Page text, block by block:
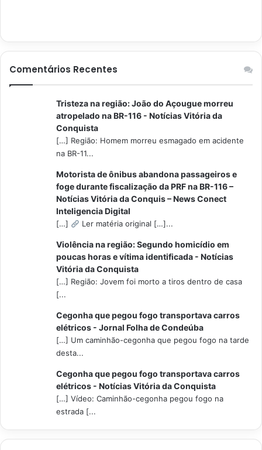
Comentários Recentes
Tristeza na região: João do Açougue morreu
atropelado na BR-116 - Notícias Vitória da
Conquista
[…] Região: Homem morreu esmagado em acidente
na BR-11...
Motorista de ônibus abandona passageiros e
foge durante fiscalização da PRF na BR-116 –
Notícias Vitória da Conquis – News Conect
Inteligencia Digital
[…] Ler matéria original […]...
Violência na região: Segundo homicídio em
poucas horas e vítima identificada - Notícias
Vitória da Conquista
[…] Região: Jovem foi morto a tiros dentro de casa
[...
Cegonha que pegou fogo transportava carros
elétricos - Jornal Folha de Condeúba
[…] Um caminhão-cegonha que pegou fogo na tarde
desta...
Cegonha que pegou fogo transportava carros
elétricos - Notícias Vitória da Conquista
[…] Vídeo: Caminhão-cegonha pegou fogo na
estrada [...